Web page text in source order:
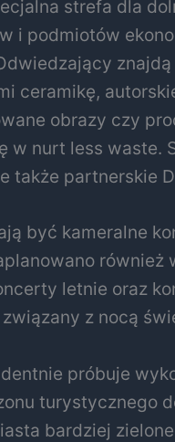
strefa dla
i podmiotów
znajdą
ceramikę,
obrazy czy
w nurt less waste.
także partnerskie
być kameralne
również
letnie oraz
z nocą
próbuje
turystycznego
bardziej